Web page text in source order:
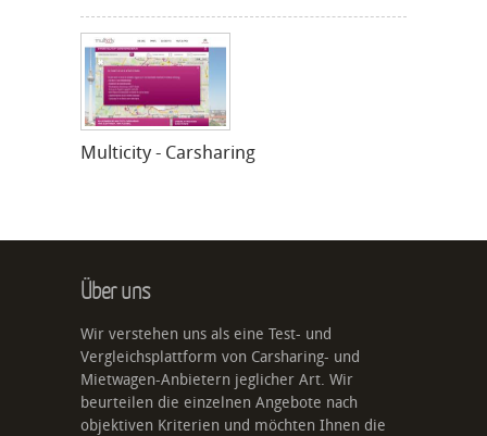
Multicity - Carsharing
Über uns
Wir verstehen uns als eine Test- und
Vergleichsplattform von Carsharing- und
Mietwagen-Anbietern jeglicher Art. Wir
beurteilen die einzelnen Angebote nach
objektiven Kriterien und möchten Ihnen die